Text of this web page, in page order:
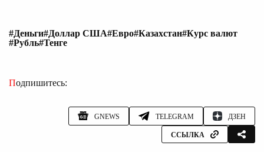
#Деньги#Доллар США#Евро#Казахстан#Курс валют
#Рубль#Тенге
Подпишитесь:
GNEWS TELEGRAM ДЗЕН
ССЫЛКА